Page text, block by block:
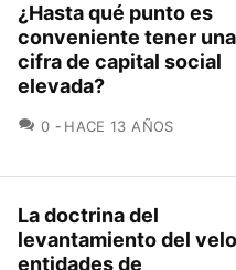
¿Hasta qué punto es
conveniente tener una
cifra de capital social
elevada?
0 COMENTARIOS
HACE 13 AÑOS
La doctrina del
levantamiento del
entidades de